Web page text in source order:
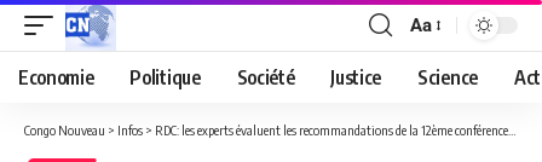
Aa
Economie Politique Société Justice Science
Congo Nouveau > Infos > RDC: les experts évaluent les recommandations de la 12ème conférence des gouverneurs